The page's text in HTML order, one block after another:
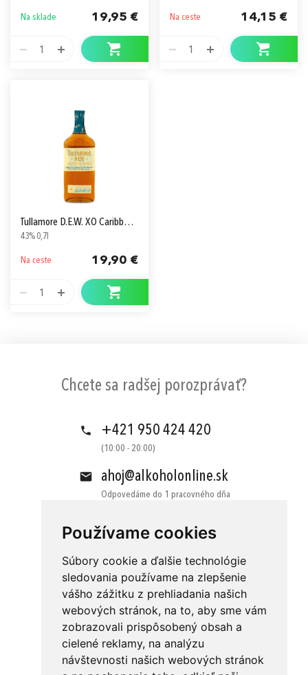
Používame cookies
Súbory cookie a ďalšie technológie
sledovania používame na zlepšenie
vášho zážitku z prehliadania našich
webových stránok, na to, aby sme vám
zobrazovali prispôsobený obsah a
cielené reklamy, na analýzu
návštevnosti našich webových stránok
Na sklade 19,95 €
1
Na ceste 14,15 €
1
Tullamore D.E.W. XO Caribbean Rum Cask Finish
43% 0,7l
Na ceste 19,90 €
1
Chcete sa radšej porozprávať?
+421 950 424 420
(10:00 - 20:00)
ahoj@alkoholonline.sk
Odpovedáme do 1 pracovného dňa
Obchodné podmienky Kontakt
Ochrana osobných údajov O nás
Odstúpenie od zmluvy Platba